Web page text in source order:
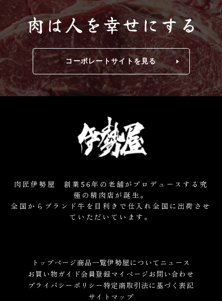
コーポレートサイトを見る
肉匠伊勢屋 創業56年の老舗がプロデュースする究
極の精肉店が誕生。
全国からブランド牛を目利きで仕入れ全国に出荷させ
ていただいています。
トップページ商品一覧伊勢屋について ニュース
お買い物ガイド会員登録マイページお問い合わせ
プライバシーポリシー 特定商取引法に基づく表記
サイトマップ